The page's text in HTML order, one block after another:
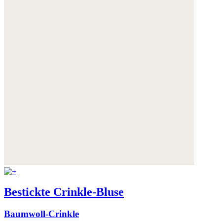
Bestickte Crinkle-Bluse
Baumwoll-Crinkle